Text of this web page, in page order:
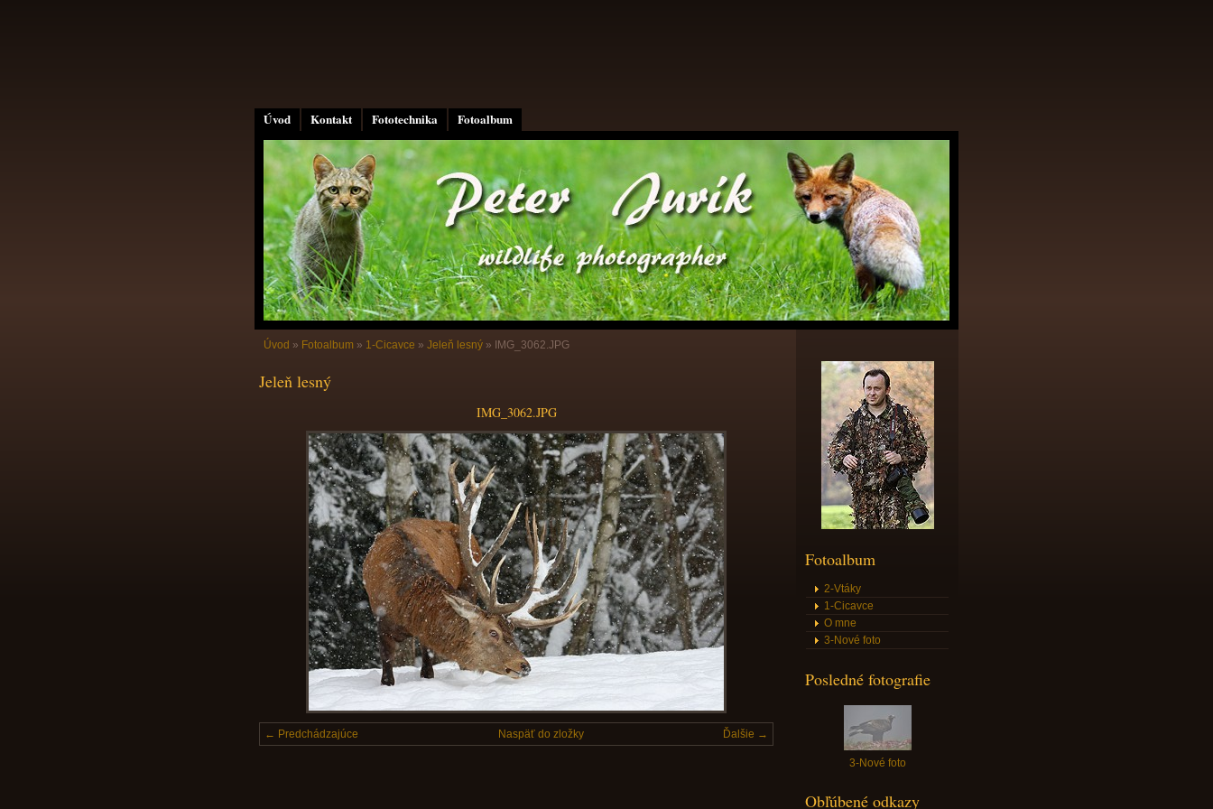
Úvod Kontakt Fototechnika Fotoalbum
Úvod » Fotoalbum » 1-Cicavce » Jeleň lesný » IMG_3062.JPG
Jeleň lesný
IMG_3062.JPG
← Predchádzajúce Ďalšie →
Naspäť do zložky
Fotoalbum
2-Vtáky
1-Cicavce
O mne
3-Nové foto
Posledné fotografie
3-Nové foto
Obľúbené odkazy